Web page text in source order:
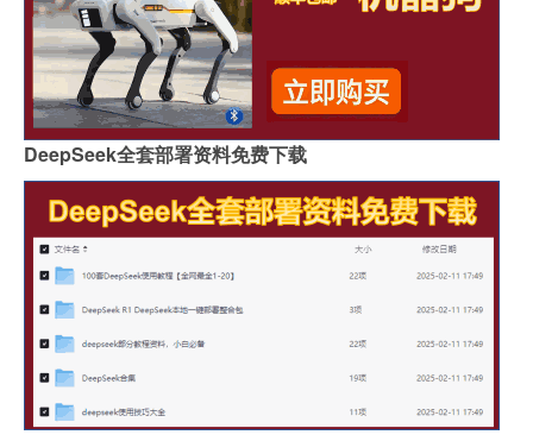
DeepSeek全套部署资料免费下载